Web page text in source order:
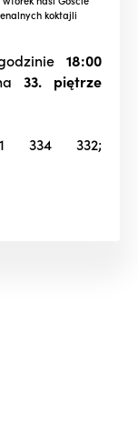
koktajli
18:00
33. piętrze
334 332;